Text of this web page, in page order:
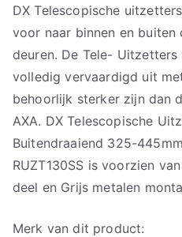
DX Telescopische
voor naar binnen en buiten
deuren. De Tele-
volledig vervaardigd uit
behoorlijk sterker zijn dan
AXA. DX Telescopische
Buitendraaiend 325-
RUZT130SS is voorzien
deel en Grijs metalen
Merk van dit product: